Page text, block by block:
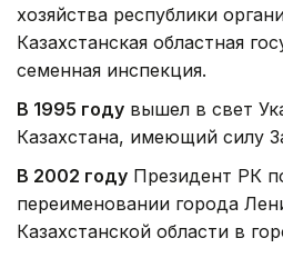
хозяйства республики
Казахстанская областная
семенная инспекция.
В 1995 году вышел в свет
Казахстана, имеющий силу
В 2002 году Президент РК
переименовании города
Казахстанской области в